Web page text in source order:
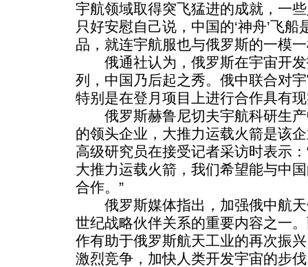
宇航领域取得突飞猛进的成就，一
只好安慰自己说，中国的‘神舟’飞船
品，就连宇航服也与俄罗斯的一模一
俄通社认为，俄罗斯在宇宙开发
列，中国乃后起之秀。俄中联合对
特别是在登月项目上进行合作具有
俄罗斯赫鲁尼切夫宇航科研生产
的领头企业，大推力运载火箭是该
高级研究员在接受记者采访时表示
大推力运载火箭，我们希望能与中
合作。”
俄罗斯媒体指出，加强俄中航天
世纪战略伙伴关系的重要内容之一
作有助于俄罗斯航天工业的再次振
激烈竞争，加快人类开发宇宙的步